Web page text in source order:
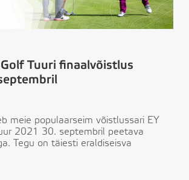
Tuuri finaalvõistlus
meie populaarseim võistlussari EY
2021 30. septembril peetava
Tegu on täiesti eraldiseisva